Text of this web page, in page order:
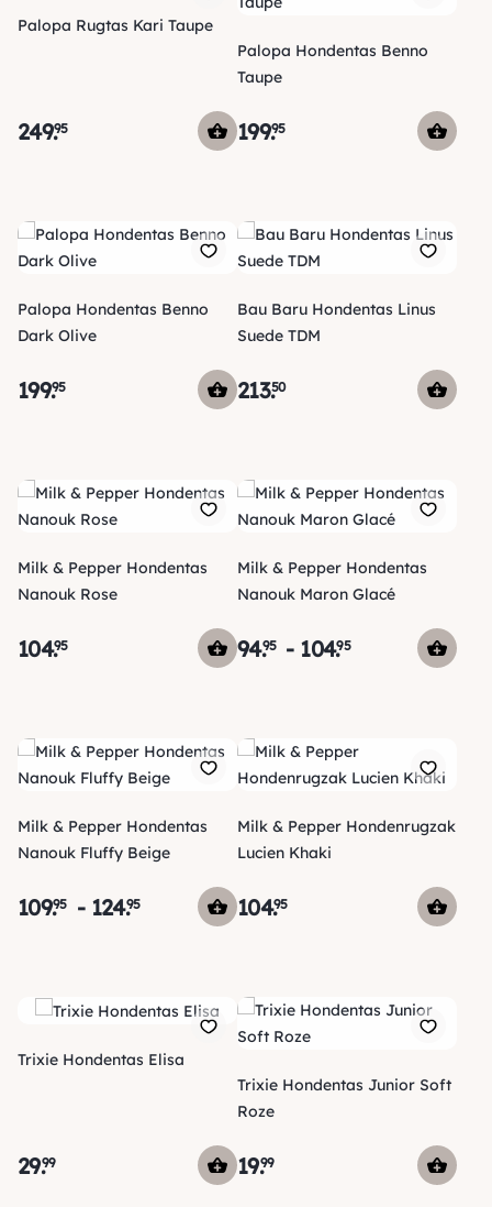
Palopa Rugtas Kari Taupe
249.95
Palopa Hondentas Benno
Taupe
199.95
Palopa Hondentas Benno
Dark Olive
199.95
Bau Baru Hondentas Linus
Suede TDM
213.50
Milk & Pepper Hondentas
Nanouk Rose
104.95
Milk & Pepper Hondentas
Nanouk Maron Glacé
94.95 - 104.95
Milk & Pepper Hondentas
Nanouk Fluffy Beige
109.95 - 124.95
Milk & Pepper Hondenrugzak
Lucien Khaki
104.95
Trixie Hondentas Elisa
29.99
Trixie Hondentas Junior Soft
Roze
19.99